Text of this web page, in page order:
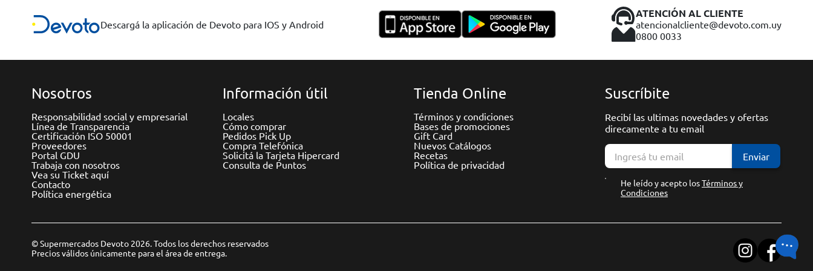
Descargá la aplicación de Devoto para IOS y Android
ATENCIÓN AL CLIENTE
atencionalcliente@devoto.com.uy
0800 0033
Nosotros
Responsabilidad social y empresarial
Línea de Transparencia
Certificación ISO 50001
Proveedores
Portal GDU
Trabaja con nosotros
Vea su Ticket aquí
Contacto
Política energética
Información útil
Locales
Cómo comprar
Pedidos Pick Up
Compra Telefónica
Solicitá la Tarjeta Hipercard
Consulta de Puntos
Tienda Online
Términos y condiciones
Bases de promociones
Gift Card
Nuevos Catálogos
Recetas
Política de privacidad
Suscríbite
Recibí las ultimas novedades y ofertas
direcamente a tu email
Enviar
He leído y acepto losTérminos y
Condiciones
© Supermercados Devoto 2026. Todos los derechos reservados
Precios válidos únicamente para el área de entrega.